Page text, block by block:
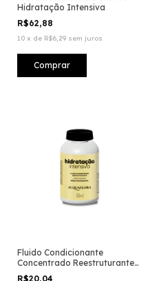
Hidratação Intensiva
R$62,88
10 x de R$6,29 sem juros
Fluido Condicionante
Concentrado Reestruturante
Hidratação Intensiva
R$20,04